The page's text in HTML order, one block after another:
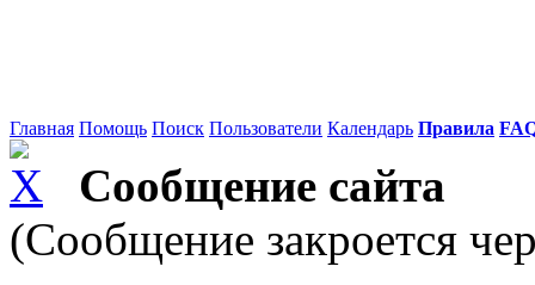
Главная Помощь Поиск Пользователи Календарь Правила
Сообщение сайта
(Сообщение закроется